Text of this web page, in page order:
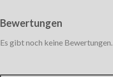
Bewertungen
Es gibt noch keine Bewertungen.